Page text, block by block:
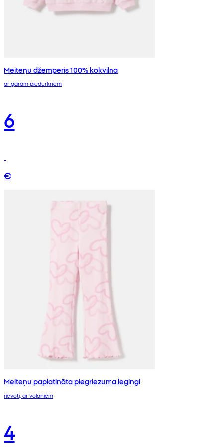
Meiteņu džemperis 100% kokvilna
ar garām piedurknēm
6
€
Meiteņu paplatināta piegriezuma legingi
rievoti, ar volāniem
4